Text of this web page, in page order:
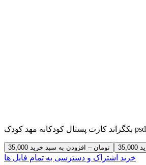
بکگراند کارت پستال کودکانه مهد کودک psd
35,000 تومان – افزودن به سبد خرید
خرید اشتراک و دسترسی به تمام فایل ها